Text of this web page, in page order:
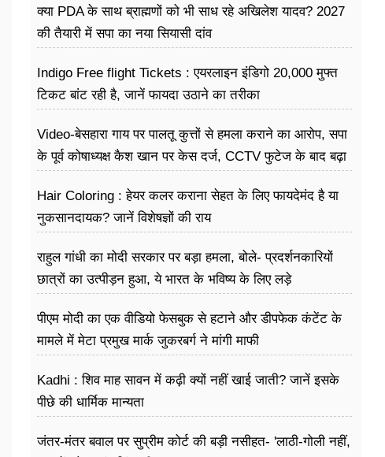
क्या PDA के साथ ब्राह्मणों को भी साध रहे अखिलेश यादव? 2027
की तैयारी में सपा का नया सियासी दांव
Indigo Free flight Tickets : एयरलाइन इंडिगो 20,000 मुफ्त
टिकट बांट रही है, जानें फायदा उठाने का तरीका
Video-बेसहारा गाय पर पालतू कुत्तों से हमला कराने का आरोप, सपा
के पूर्व कोषाध्यक्ष कैश खान पर केस दर्ज, CCTV फुटेज के बाद बढ़ा
Hair Coloring : हेयर कलर कराना सेहत के लिए फायदेमंद है या
नुकसानदायक? जानें विशेषज्ञों की राय
राहुल गांधी का मोदी सरकार पर बड़ा हमला, बोले- प्रदर्शनकारियों
छात्रों का उत्पीड़न हुआ, ये भारत के भविष्य के लिए लड़े
पीएम मोदी का एक वीडियो फेसबुक से हटाने और डीपफेक कंटेंट के
मामले में मेटा प्रमुख मार्क जुकरबर्ग ने मांगी माफी
Kadhi : शिव माह सावन में कढ़ी क्यों नहीं खाई जाती? जानें इसके
पीछे की धार्मिक मान्यता
जंतर-मंतर बवाल पर सुप्रीम कोर्ट की बड़ी नसीहत- 'लाठी-गोली नहीं,